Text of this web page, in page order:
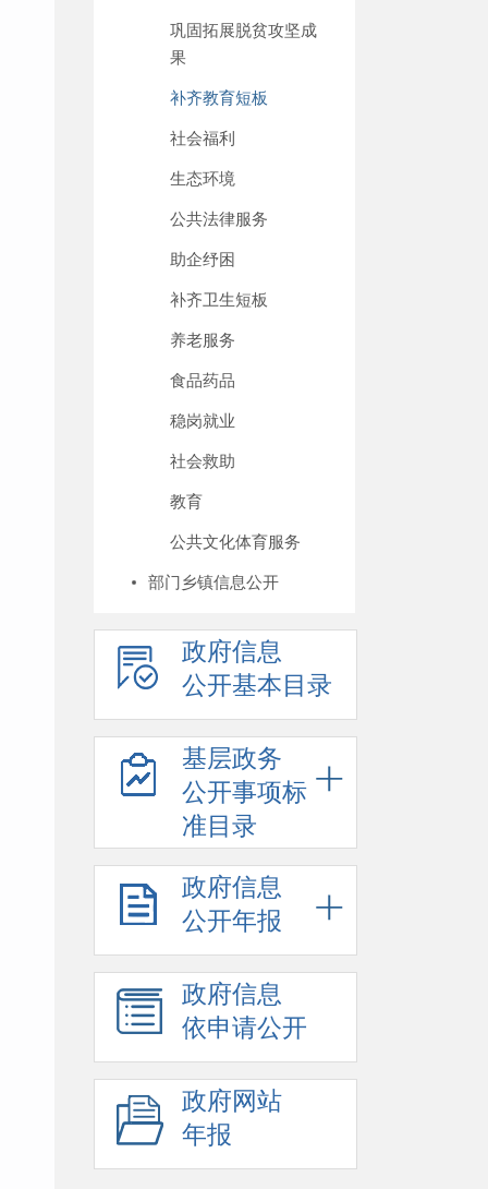
巩固拓展脱贫攻坚成
果
补齐教育短板
社会福利
生态环境
公共法律服务
助企纾困
补齐卫生短板
养老服务
食品药品
稳岗就业
社会救助
教育
公共文化体育服务
部门乡镇信息公开
政府信息
公开基本目录
基层政务
公开事项标
准目录
政府信息
公开年报
政府信息
依申请公开
政府网站
年报